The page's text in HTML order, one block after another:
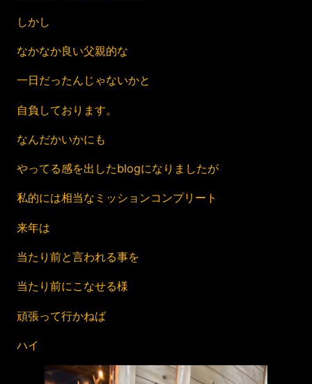
しかし
なかなか良い父親的な
一日だったんじゃないかと
自負しております。
なんだかいかにも
やってる感を出したblogになりましたが
私的には相当なミッションコンプリート
来年は
当たり前と言われる事を
当たり前にこなせる様
頑張って行かねば
ハイ